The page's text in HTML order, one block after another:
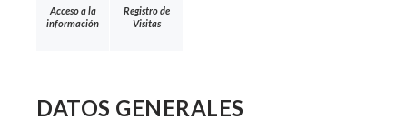
Acceso a la
información
Registro de
Visitas
DATOS GENERALES